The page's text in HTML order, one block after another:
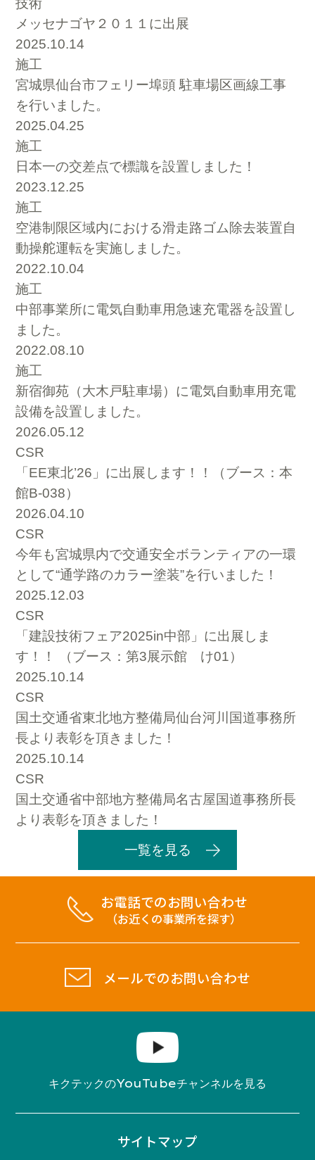
技術
メッセナゴヤ２０１１に出展
2025.10.14
施工
宮城県仙台市フェリー埠頭 駐車場区画線工事
を行いました。
2025.04.25
施工
日本一の交差点で標識を設置しました！
2023.12.25
施工
空港制限区域内における滑走路ゴム除去装置自
動操舵運転を実施しました。
2022.10.04
施工
中部事業所に電気自動車用急速充電器を設置し
ました。
2022.08.10
施工
新宿御苑（大木戸駐車場）に電気自動車用充電
設備を設置しました。
2026.05.12
CSR
「EE東北’26」に出展します！！（ブース：本
館B-038）
2026.04.10
CSR
今年も宮城県内で交通安全ボランティアの一環
として“通学路のカラー塗装”を行いました！
2025.12.03
CSR
「建設技術フェア2025in中部」に出展しま
す！！ （ブース：第3展示館 け01）
2025.10.14
CSR
国土交通省東北地方整備局仙台河川国道事務所
長より表彰を頂きました！
2025.10.14
CSR
国土交通省中部地方整備局名古屋国道事務所長
より表彰を頂きました！
一覧を見る
お電話でのお問い合わせ
（お近くの事業所を探す）
メールでのお問い合わせ
キクテックのYouTubeチャンネルを見る
サイトマップ